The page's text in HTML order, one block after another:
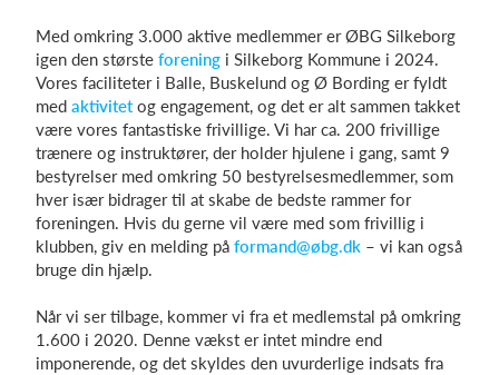
Med omkring 3.000 aktive medlemmer er ØBG Silkeborg
igen den største forening i Silkeborg Kommune i 2024.
Vores faciliteter i Balle, Buskelund og Ø Bording er fyldt
med aktivitetog engagement, og det er alt sammen takket
være vores fantastiske frivillige. Vi har ca. 200 frivillige
trænere og instruktører, der holder hjulene i gang, samt 9
bestyrelser med omkring 50 bestyrelsesmedlemmer, som
hver især bidrager til at skabe de bedste rammer for
foreningen. Hvis du gerne vil være med som frivillig i
klubben, giv en melding på formand@øbg.dk – vi kan også
bruge din hjælp.
Når vi ser tilbage, kommer vi fra et medlemstal på omkring
1.600 i 2020. Denne vækst er intet mindre end
imponerende, og det skyldes den uvurderlige indsats fra